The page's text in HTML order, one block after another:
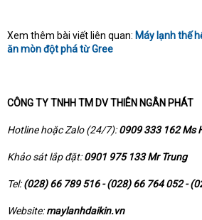
Xem thêm bài viết liên quan: Máy lạnh thế
ăn mòn đột phá từ Gree
CÔNG TY TNHH TM DV THIÊN NGÂN PHÁT
Hotline hoặc Zalo (24/7):0909 333 162 Ms
Khảo sát lắp đặt:0901 975 133 Mr Trung
Tel:(028) 66 789 516 - (028) 66 764 052 -
Website:maylanhdaikin.vn